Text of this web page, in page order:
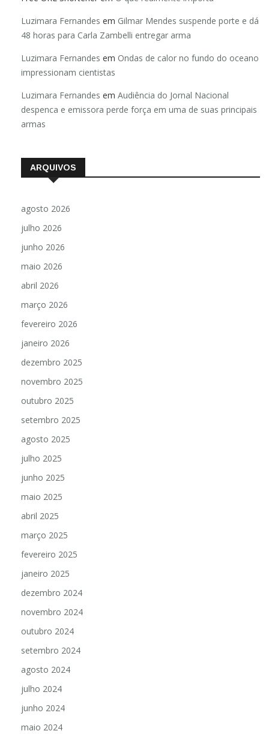
Luzimara Fernandes em Gilmar Mendes suspende porte e dá
48 horas para Carla Zambelli entregar arma
Luzimara Fernandes em Ondas de calor no fundo do oceano
impressionam cientistas
Luzimara Fernandes em Audiência do Jornal Nacional
despenca e emissora perde força em uma de suas principais
armas
ARQUIVOS
agosto 2026
julho 2026
junho 2026
maio 2026
abril 2026
março 2026
fevereiro 2026
janeiro 2026
dezembro 2025
novembro 2025
outubro 2025
setembro 2025
agosto 2025
julho 2025
junho 2025
maio 2025
abril 2025
março 2025
fevereiro 2025
janeiro 2025
dezembro 2024
novembro 2024
outubro 2024
setembro 2024
agosto 2024
julho 2024
junho 2024
maio 2024